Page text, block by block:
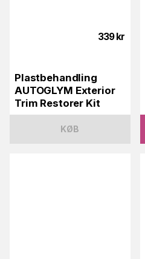
339 kr
Plastbehandling
AUTOGLYM Exterior
Trim Restorer Kit
KØB